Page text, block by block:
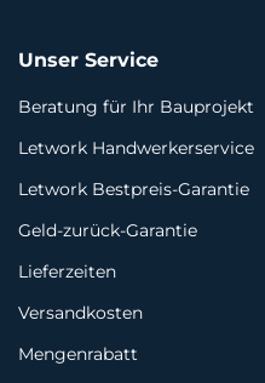
Unser Service
Beratung für Ihr Bauprojekt
Letwork Handwerkerservice
Letwork Bestpreis-Garantie
Geld-zurück-Garantie
Lieferzeiten
Versandkosten
Mengenrabatt